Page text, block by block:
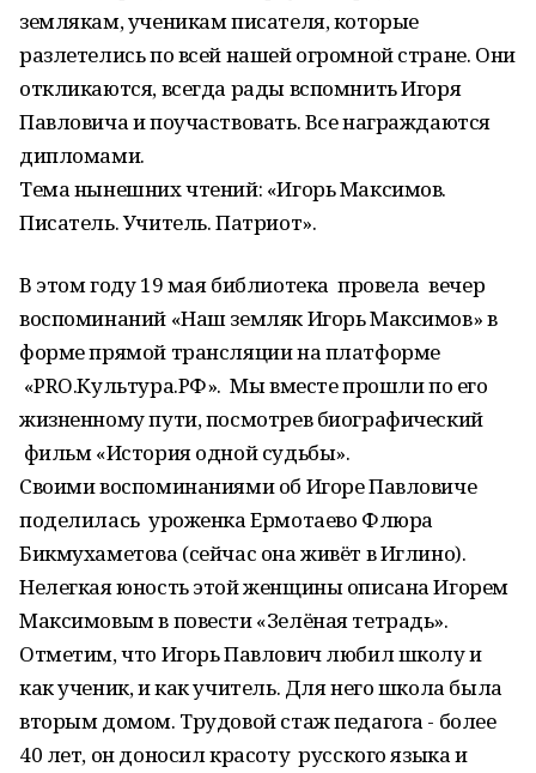
землякам, ученикам писателя, которые
разлетелись по всей нашей огромной стране. Они
откликаются, всегда рады вспомнить Игоря
Павловича и поучаствовать. Все награждаются
дипломами.
Тема нынешних чтений: «Игорь Максимов.
Писатель. Учитель. Патриот».
В этом году 19 мая библиотека провела вечер
воспоминаний «Наш земляк Игорь Максимов» в
форме прямой трансляции на платформе
«PRO.Культура.РФ». Мы вместе прошли по его
жизненному пути, посмотрев биографический
фильм «История одной судьбы».
Своими воспоминаниями об Игоре Павловиче
поделилась уроженка Ермотаево Флюра
Бикмухаметова (сейчас она живёт в Иглино).
Нелегкая юность этой женщины описана Игорем
Максимовым в повести «Зелёная тетрадь».
Отметим, что Игорь Павлович любил школу и
как ученик, и как учитель. Для него школа была
вторым домом. Трудовой стаж педагога - более
40 лет, он доносил красоту русского языка и